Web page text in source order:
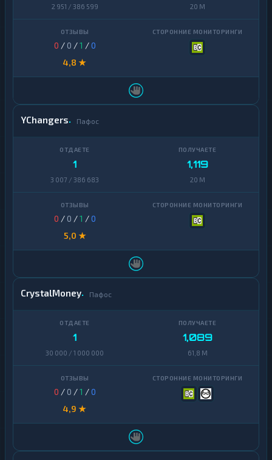
2 951 / 386 599 20 M
0 / 0 /1 /0
4,8 ★
YChangers Пафос
1
3 007 / 386 683
1,119
20 M
0 / 0 /1 /0
5,0 ★
CrystalMoney Пафос
1
30 000 / 1 000 000
1,089
61,8 M
0 / 0 /1 /0
4,9 ★
1
TrueUSD2
VeChain 1
Finance
1